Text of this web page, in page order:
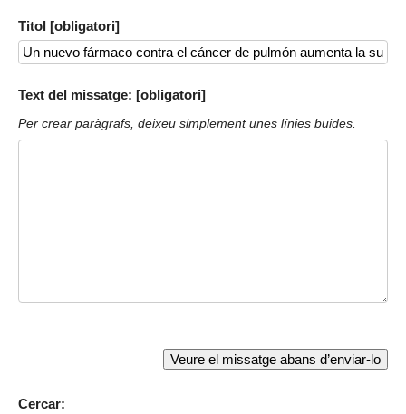
Titol [obligatori]
Text del missatge: [obligatori]
Per crear paràgrafs, deixeu simplement unes línies buides.
Cercar: